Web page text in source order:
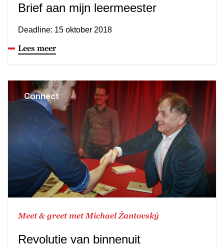
Brief aan mijn leermeester
Deadline: 15 oktober 2018
Lees meer
Connect
Meet & greet met Michael Žantovský
Revolutie van binnenuit